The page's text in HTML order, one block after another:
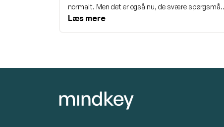
normalt. Men det er også nu, de svære spørgsmål
stille og roligt hober sig op til, når alle er tilbage. Fem
Læs mere